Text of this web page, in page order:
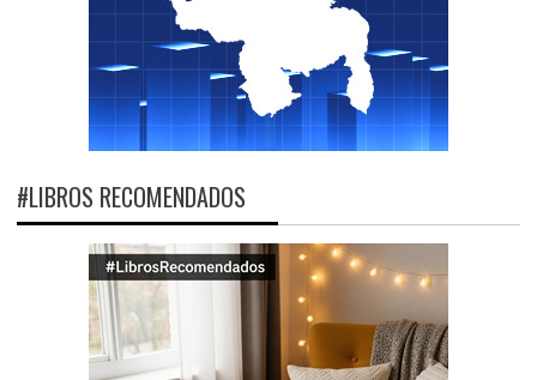
#LIBROS RECOMENDADOS